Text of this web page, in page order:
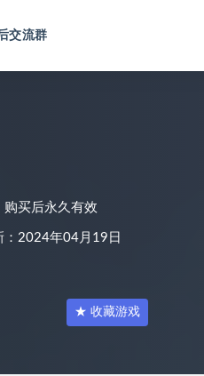
交流群
购买后永久有效
：2024年04月19日
★ 收藏游戏